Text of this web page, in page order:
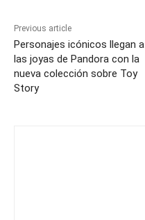
Previous article
Personajes icónicos llegan a
las joyas de Pandora con la
nueva colección sobre Toy
Story